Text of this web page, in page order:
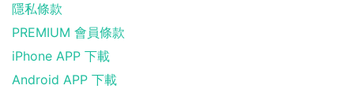
隱私條款
PREMIUM 會員條款
iPhone APP 下載
Android APP 下載